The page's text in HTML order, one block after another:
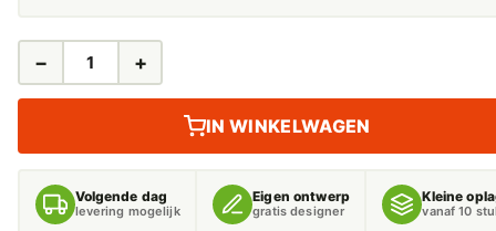
LEIDINGSTICKERS
AANTAL
− +
IN WINKELWAGEN
Volgende dag
levering mogelijk
Eigen ontwerp
gratis designer
Kleine
vanaf 10